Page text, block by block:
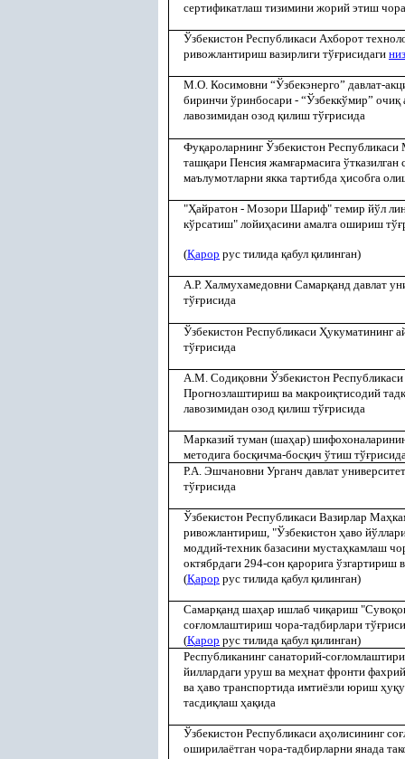
сертификатлаш тизимини жорий этиш
Ўзбекистон Республикаси Ахборот
ривожлантириш вазирлиги тўғрисидаги
М.О. Косимовни “Ўзбекэнерго” давлат-
биринчи ўринбосари - “Ўзбеккўмир” очиқ
лавозимидан озод қилиш тўғрисида
Фуқароларнинг Ўзбекистон
ташқари Пенсия жамғармасига ўтказилган
маълумотларни якка тартибда ҳисобга
"Ҳайратон - Мозори Шариф" темир йўл
кўрсатиш" лойиҳасини амалга ошириш тўғ
(Қарор рус тилида қабул қилинган)
А.Р. Халмухамедовни Самарқанд давлат
тўғрисида
Ўзбекистон Республикаси Ҳукуматининг
тўғрисида
А.М. Содиқовни Ўзбекистон
Прогнозлаштириш ва макроиқтисодий тадқ
лавозимидан озод қилиш тўғрисида
Марказий туман (шаҳар)
методига босқичма-босқич ўтиш тўғ
Р.А. Эшчановни Урганч давлат
тўғрисида
Ўзбекистон Республикаси Вазирлар Маҳ
ривожлантириш, "Ўзбекистон ҳаво
моддий-техник базасини мустаҳкамлаш
октябрдаги 294-сон қарорига ўзгартириш
(Қарор рус тилида қабул қилинган)
Самарқанд шаҳар ишлаб чиқариш "Сувоқ
соғломлаштириш чора-тадбирлари тўғ
(Қарор рус тилида қабул қилинган)
Республиканинг санаторий-соғ
йиллардаги уруш ва меҳнат фронти
ва ҳаво транспортида имтиёзли юриш ҳуқу
тасдиқлаш ҳақида
Ўзбекистон Республикаси аҳолисининг соғ
оширилаётган чора-тадбирларни янада